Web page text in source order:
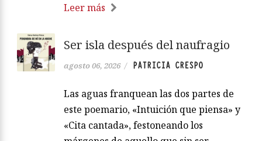
Leer más
Ser isla después del naufragio
agosto 06, 2026 / PATRICIA CRESPO
Las aguas franquean las dos partes de
este poemario, «Intuición que piensa» y
«Cita cantada», festoneando los